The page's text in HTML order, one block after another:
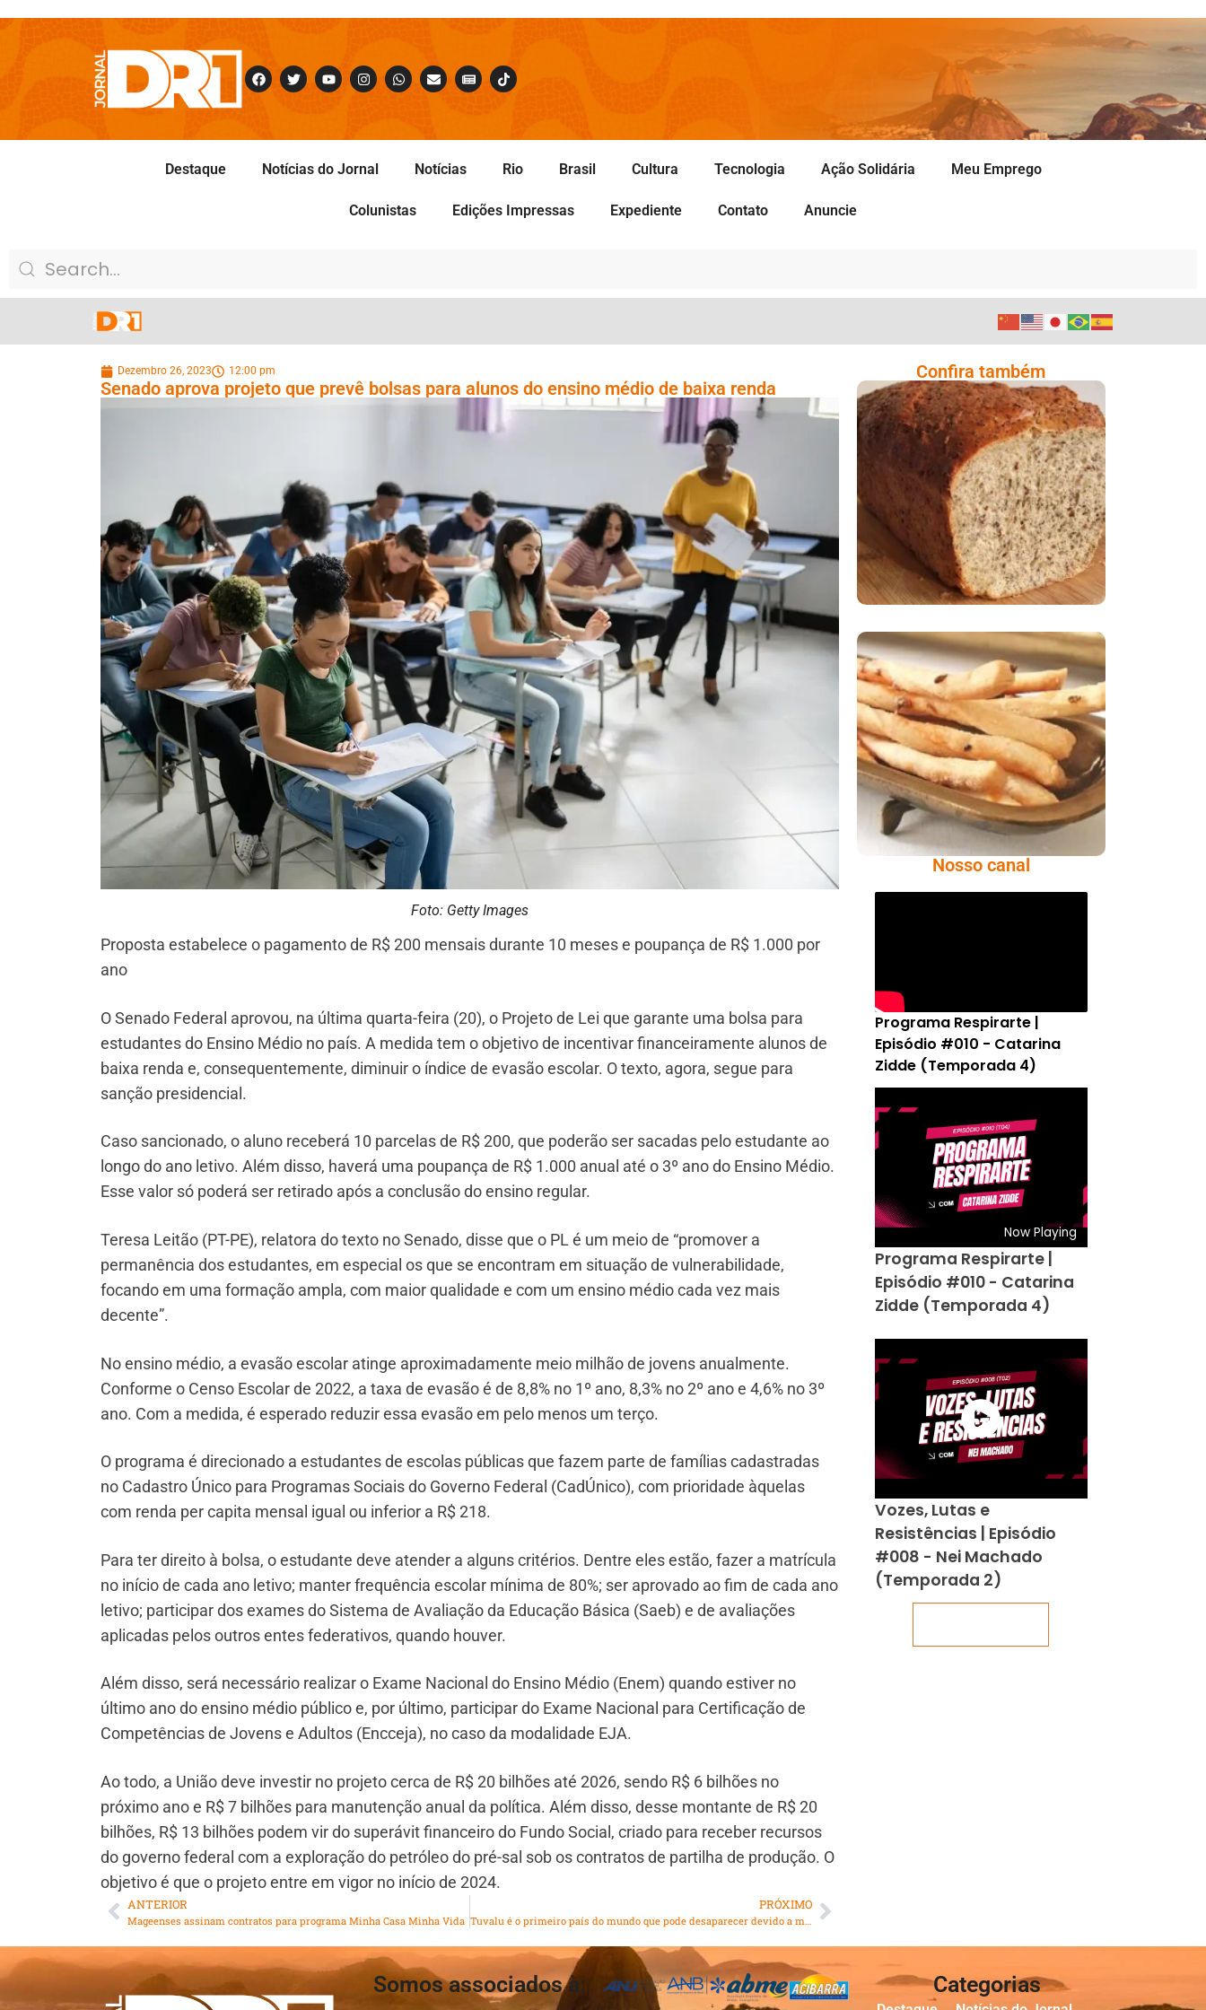
Destaque Notícias do Jornal Notícias Rio Brasil Cultura Tecnologia Ação Solidária Meu Emprego
Colunistas Edições Impressas Expediente Contato Anuncie
Dezembro 26, 2023 12:00 pm
Senado aprova projeto que prevê bolsas para alunos do ensino médio de baixa renda
Foto: Getty Images
Proposta estabelece o pagamento de R$ 200 mensais durante 10 meses e poupança de R$ 1.000 por
ano
O Senado Federal aprovou, na última quarta-feira (20), o Projeto de Lei que garante uma bolsa para
estudantes do Ensino Médio no país. A medida tem o objetivo de incentivar financeiramente alunos de
baixa renda e, consequentemente, diminuir o índice de evasão escolar. O texto, agora, segue para
sanção presidencial.
Caso sancionado, o aluno receberá 10 parcelas de R$ 200, que poderão ser sacadas pelo estudante ao
longo do ano letivo. Além disso, haverá uma poupança de R$ 1.000 anual até o 3º ano do Ensino Médio.
Esse valor só poderá ser retirado após a conclusão do ensino regular.
Teresa Leitão (PT-PE), relatora do texto no Senado, disse que o PL é um meio de “promover a
permanência dos estudantes, em especial os que se encontram em situação de vulnerabilidade,
focando em uma formação ampla, com maior qualidade e com um ensino médio cada vez mais
decente”.
No ensino médio, a evasão escolar atinge aproximadamente meio milhão de jovens anualmente.
Conforme o Censo Escolar de 2022, a taxa de evasão é de 8,8% no 1º ano, 8,3% no 2º ano e 4,6% no 3º
ano. Com a medida, é esperado reduzir essa evasão em pelo menos um terço.
O programa é direcionado a estudantes de escolas públicas que fazem parte de famílias cadastradas
no Cadastro Único para Programas Sociais do Governo Federal (CadÚnico), com prioridade àquelas
com renda per capita mensal igual ou inferior a R$ 218.
Para ter direito à bolsa, o estudante deve atender a alguns critérios. Dentre eles estão, fazer a matrícula
no início de cada ano letivo; manter frequência escolar mínima de 80%; ser aprovado ao fim de cada ano
letivo; participar dos exames do Sistema de Avaliação da Educação Básica (Saeb) e de avaliações
aplicadas pelos outros entes federativos, quando houver.
Além disso, será necessário realizar o Exame Nacional do Ensino Médio (Enem) quando estiver no
último ano do ensino médio público e, por último, participar do Exame Nacional para Certificação de
Competências de Jovens e Adultos (Encceja), no caso da modalidade EJA.
Ao todo, a União deve investir no projeto cerca de R$ 20 bilhões até 2026, sendo R$ 6 bilhões no
próximo ano e R$ 7 bilhões para manutenção anual da política. Além disso, desse montante de R$ 20
bilhões, R$ 13 bilhões podem vir do superávit financeiro do Fundo Social, criado para receber recursos
do governo federal com a exploração do petróleo do pré-sal sob os contratos de partilha de produção. O
objetivo é que o projeto entre em vigor no início de 2024.
ANTERIOR
Mageenses assinam contratos para programa Minha Casa Minha Vida
PRÓXIMO
Tuvalu é o primeiro país do mundo que pode desaparecer devido a mudança climática
Confira também
Comer Bem: Pão Low
Carb
Comer Bem:
Palitinhos De Cebola
E Salsa
Nosso canal
Programa Respirarte |
Episódio #010 - Catarina
Zidde (Temporada 4)
Now Playing
Programa Respirarte |
Episódio #010 - Catarina
Zidde (Temporada 4)
Vozes, Lutas e
Resistências | Episódio
#008 - Nei Machado
(Temporada 2)
Somos associados à: Categorias